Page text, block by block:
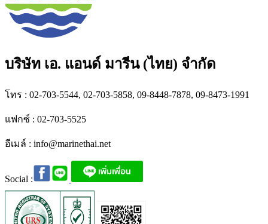
บริษัท เอ. แอนด์ มารีน (ไทย) จำกัด
โทร : 02-703-5544, 02-703-5858, 09-8448-7878, 09-8473-1991
แฟกซ์ : 02-703-5525
อีเมล์ : info@marinethai.net
Social :